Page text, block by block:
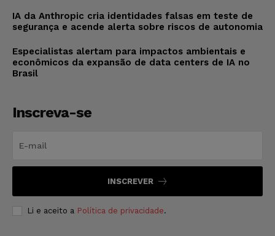
IA da Anthropic cria identidades falsas em teste de
segurança e acende alerta sobre riscos de autonomia
Especialistas alertam para impactos ambientais e
econômicos da expansão de data centers de IA no
Brasil
Inscreva-se
INSCREVER
Li e aceito a Política de privacidade.